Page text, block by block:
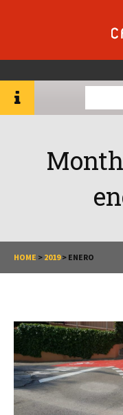
HOME > 2019 > ENERO